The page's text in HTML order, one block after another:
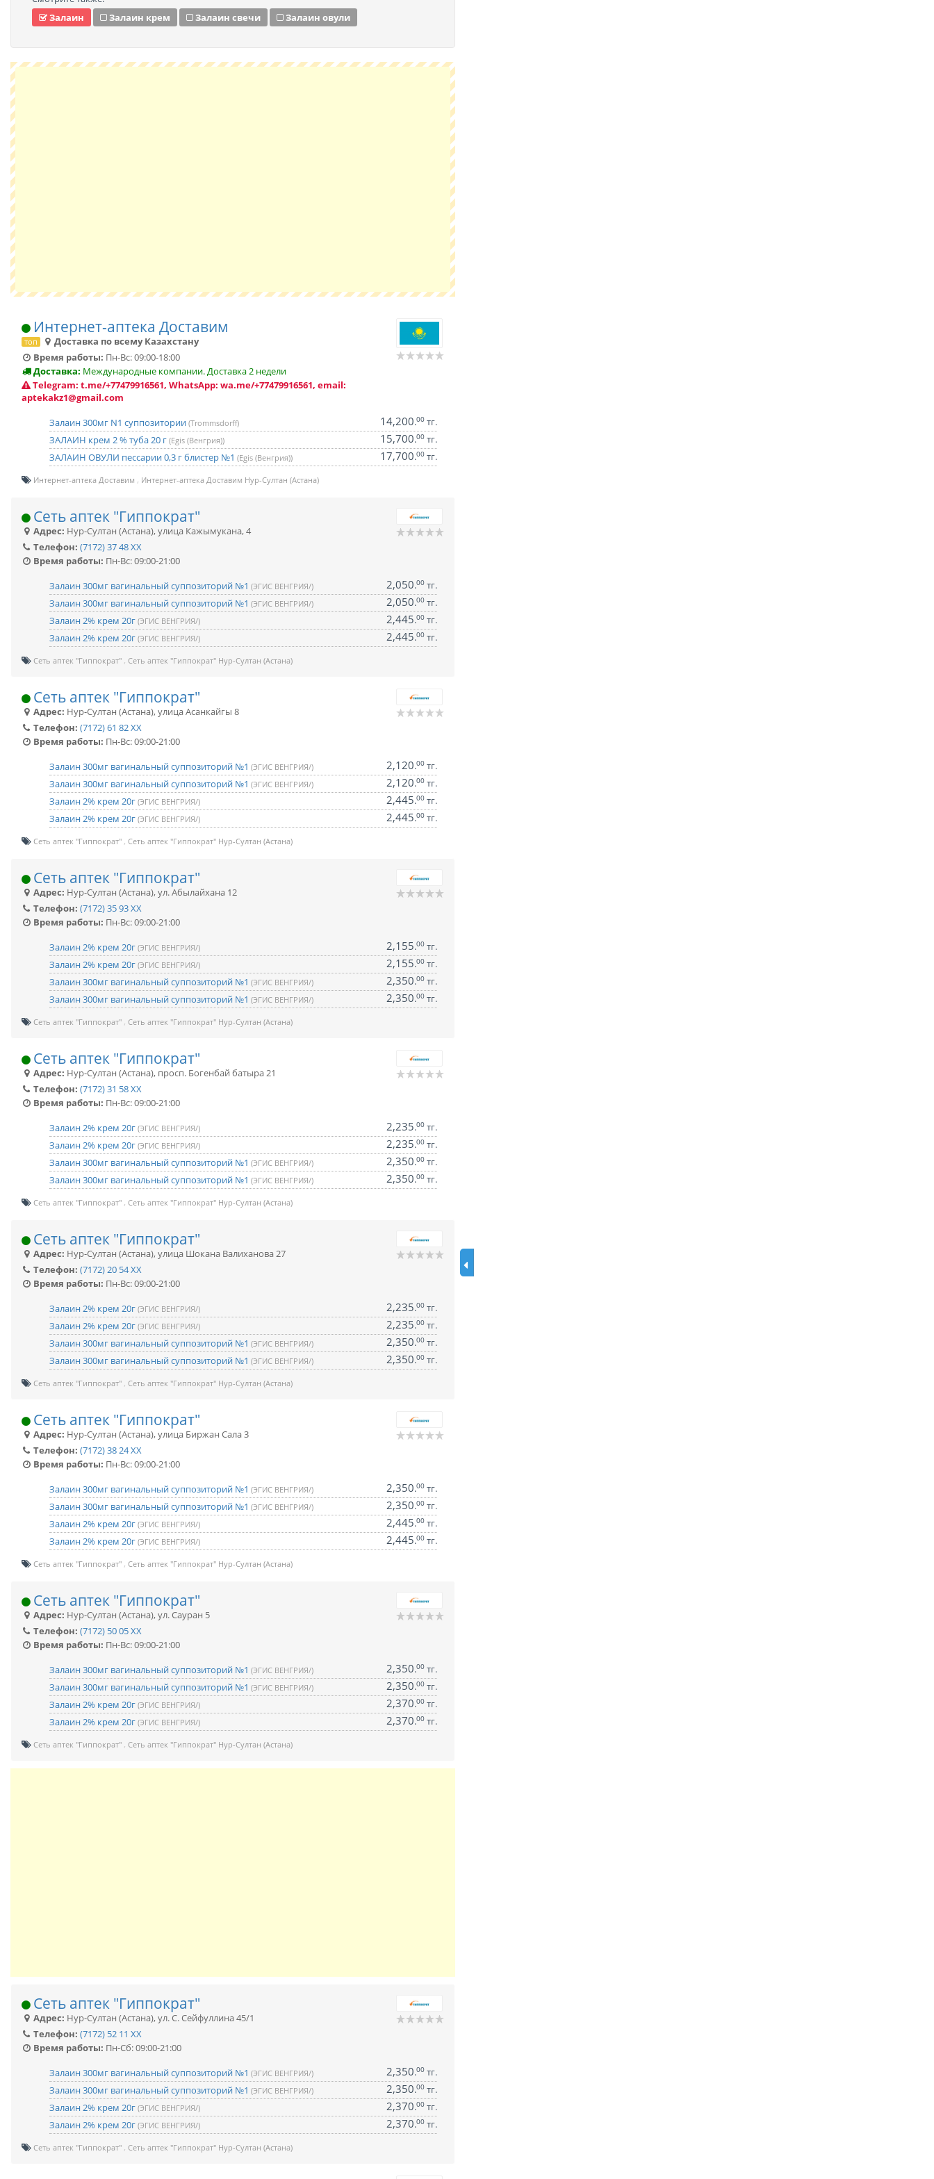
Залаин
Залаин крем Залаин свечи Залаин овули
Интернет-аптека Доставим
топ
Доставка по всему Казахстану
Время работы: Пн-Вс: 09:00-18:00
Доставка: Международные компании. Доставка 2 недели
Telegram: t.me/+77479916561, WhatsApp: wa.me/+77479916561, email:
aptekakz1@gmail.com
Залаин 300мг N1 суппозитории (Trommsdorff) 14,200.00тг.
ЗАЛАИН крем 2 % туба 20 г (Egis (Венгрия)) 15,700.00тг.
ЗАЛАИН ОВУЛИ пессарии 0,3 г блистер №1 (Egis (Венгрия)) 17,700.00тг.
Интернет-аптека Доставим Интернет-аптека Доставим Нур-Султан (Астана)
Сеть аптек "Гиппократ"
Адрес: Нур-Султан (Астана),улица Кажымукана, 4
Телефон: (7172) 37 48 XX
Время работы: Пн-Вс: 09:00-21:00
Залаин 300мг вагинальный суппозиторий №1 (ЭГИС ВЕНГРИЯ/) 2,050.00тг.
Залаин 300мг вагинальный суппозиторий №1 (ЭГИС ВЕНГРИЯ/) 2,050.00тг.
Залаин 2% крем 20г (ЭГИС ВЕНГРИЯ/) 2,445.00тг.
Залаин 2% крем 20г (ЭГИС ВЕНГРИЯ/) 2,445.00тг.
Сеть аптек "Гиппократ" Сеть аптек "Гиппократ" Нур-Султан (Астана)
Сеть аптек "Гиппократ"
Адрес: Нур-Султан (Астана),улица Асанкайгы 8
Телефон: (7172) 61 82 XX
Время работы: Пн-Вс: 09:00-21:00
Залаин 300мг вагинальный суппозиторий №1 (ЭГИС ВЕНГРИЯ/) 2,120.00тг.
Залаин 300мг вагинальный суппозиторий №1 (ЭГИС ВЕНГРИЯ/) 2,120.00тг.
Залаин 2% крем 20г (ЭГИС ВЕНГРИЯ/) 2,445.00тг.
Залаин 2% крем 20г (ЭГИС ВЕНГРИЯ/) 2,445.00тг.
Сеть аптек "Гиппократ" Сеть аптек "Гиппократ" Нур-Султан (Астана)
Сеть аптек "Гиппократ"
Адрес: Нур-Султан (Астана),ул. Абылайхана 12
Телефон: (7172) 35 93 XX
Время работы: Пн-Вс: 09:00-21:00
Залаин 2% крем 20г (ЭГИС ВЕНГРИЯ/) 2,155.00тг.
Залаин 2% крем 20г (ЭГИС ВЕНГРИЯ/) 2,155.00тг.
Залаин 300мг вагинальный суппозиторий №1 (ЭГИС ВЕНГРИЯ/) 2,350.00тг.
Залаин 300мг вагинальный суппозиторий №1 (ЭГИС ВЕНГРИЯ/) 2,350.00тг.
Сеть аптек "Гиппократ" Сеть аптек "Гиппократ" Нур-Султан (Астана)
Сеть аптек "Гиппократ"
Адрес: Нур-Султан (Астана), просп. Богенбай батыра 21
Телефон: (7172) 31 58 XX
Время работы: Пн-Вс: 09:00-21:00
Залаин 2% крем 20г (ЭГИС ВЕНГРИЯ/) 2,235.00тг.
Залаин 2% крем 20г (ЭГИС ВЕНГРИЯ/) 2,235.00тг.
Залаин 300мг вагинальный суппозиторий №1 (ЭГИС ВЕНГРИЯ/) 2,350.00тг.
Залаин 300мг вагинальный суппозиторий №1 (ЭГИС ВЕНГРИЯ/) 2,350.00тг.
Сеть аптек "Гиппократ" Сеть аптек "Гиппократ" Нур-Султан (Астана)
Сеть аптек "Гиппократ"
Адрес: Нур-Султан (Астана),улица Шокана Валиханова 27
Телефон: (7172) 20 54 XX
Время работы: Пн-Вс: 09:00-21:00
Залаин 2% крем 20г (ЭГИС ВЕНГРИЯ/) 2,235.00тг.
Залаин 2% крем 20г (ЭГИС ВЕНГРИЯ/) 2,235.00тг.
Залаин 300мг вагинальный суппозиторий №1 (ЭГИС ВЕНГРИЯ/) 2,350.00тг.
Залаин 300мг вагинальный суппозиторий №1 (ЭГИС ВЕНГРИЯ/) 2,350.00тг.
Сеть аптек "Гиппократ" Сеть аптек "Гиппократ" Нур-Султан (Астана)
Сеть аптек "Гиппократ"
Адрес: Нур-Султан (Астана),улица Биржан Сала 3
Телефон: (7172) 38 24 XX
Время работы: Пн-Вс: 09:00-21:00
Залаин 300мг вагинальный суппозиторий №1 (ЭГИС ВЕНГРИЯ/) 2,350.00тг.
Залаин 300мг вагинальный суппозиторий №1 (ЭГИС ВЕНГРИЯ/) 2,350.00тг.
Залаин 2% крем 20г (ЭГИС ВЕНГРИЯ/) 2,445.00тг.
Залаин 2% крем 20г (ЭГИС ВЕНГРИЯ/) 2,445.00тг.
Сеть аптек "Гиппократ" Сеть аптек "Гиппократ" Нур-Султан (Астана)
Сеть аптек "Гиппократ"
Адрес: Нур-Султан (Астана),ул. Сауран 5
Телефон: (7172) 50 05 XX
Время работы: Пн-Вс: 09:00-21:00
Залаин 300мг вагинальный суппозиторий №1 (ЭГИС ВЕНГРИЯ/) 2,350.00тг.
Залаин 300мг вагинальный суппозиторий №1 (ЭГИС ВЕНГРИЯ/) 2,350.00тг.
Залаин 2% крем 20г (ЭГИС ВЕНГРИЯ/) 2,370.00тг.
Залаин 2% крем 20г (ЭГИС ВЕНГРИЯ/) 2,370.00тг.
Сеть аптек "Гиппократ" Сеть аптек "Гиппократ" Нур-Султан (Астана)
Сеть аптек "Гиппократ"
Адрес: Нур-Султан (Астана),ул. С. Сейфуллина 45/1
Телефон: (7172) 52 11 XX
Время работы: Пн-Сб: 09:00-21:00
Залаин 300мг вагинальный суппозиторий №1 (ЭГИС ВЕНГРИЯ/) 2,350.00тг.
Залаин 300мг вагинальный суппозиторий №1 (ЭГИС ВЕНГРИЯ/) 2,350.00тг.
Залаин 2% крем 20г (ЭГИС ВЕНГРИЯ/) 2,370.00тг.
Залаин 2% крем 20г (ЭГИС ВЕНГРИЯ/) 2,370.00тг.
Сеть аптек "Гиппократ" Сеть аптек "Гиппократ" Нур-Султан (Астана)